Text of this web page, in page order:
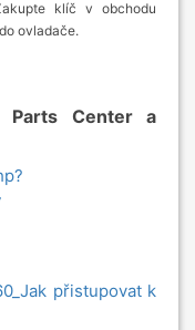
klíč v obchodu
ovladače.
Parts Center a
přistupovat k